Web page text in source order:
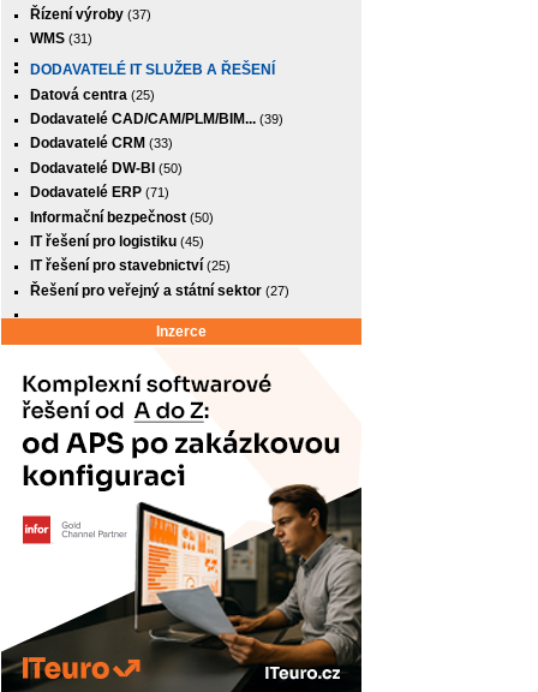
Řízení výroby (37)
WMS (31)
DODAVATELÉ IT SLUŽEB A ŘEŠENÍ
Datová centra (25)
Dodavatelé CAD/CAM/PLM/BIM... (39)
Dodavatelé CRM (33)
Dodavatelé DW-BI (50)
Dodavatelé ERP (71)
Informační bezpečnost (50)
IT řešení pro logistiku (45)
IT řešení pro stavebnictví (25)
Řešení pro veřejný a státní sektor (27)
Inzerce